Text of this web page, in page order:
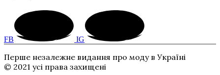
FB IG
Перше незалежне видання про моду в Україні
© 2021 усі права захищені